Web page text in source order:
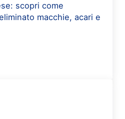
scopri come
macchie, acari e
materasso a domicilio